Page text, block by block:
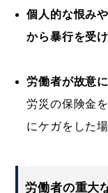
個人的な恨み
から暴行を受
労働者が故意
労災の保険金
にケガをした
労働者の重大